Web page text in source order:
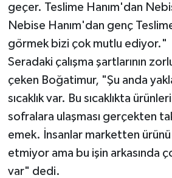
geçer. Teslime Hanım'dan
Nebise Hanım'dan genç
görmek bizi çok mutlu ediyor."
Seradaki çalışma şartlarının
çeken Boğatimur, "Şu anda
sıcaklık var. Bu sıcaklıkta
sofralara ulaşması gerçekten
emek. İnsanlar marketten ürünü
etmiyor ama bu işin arkasında
var" dedi.